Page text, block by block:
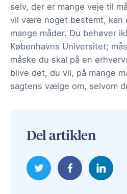
selv, der er mange veje til
vil være noget bestemt, kan
mange måder. Du behøver
Københavns Universitet;
måske du skal på en
blive det, du vil, på mange
sagtens vælge om, selvom
Del artiklen